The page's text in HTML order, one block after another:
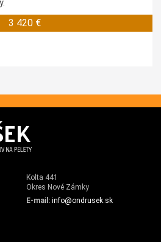
3 420 €
Kolta 441
Okres Nové Zámky
E-mail: info@ondrusek.sk